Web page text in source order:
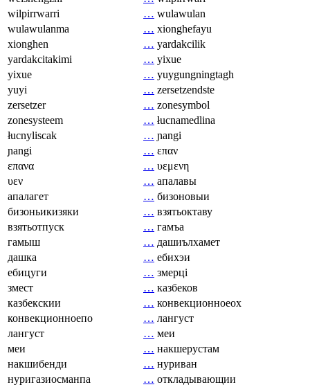
wilpirrwarri
… wulawulan
wulawulanma
… xionghefayu
xionghen
… yardakcilik
yardakcitakimi
… yixue
yixue
… yuygungningtagh
yuyi
… zersetzendste
zersetzer
… zonesymbol
zonesysteem
… łucnamedlina
łucnyliscak
… ɲangi
ɲangi
… επαν
επανα
… υεμενη
υεν
… апалавы
апалагет
… бизоновыи
бизоньикизяки
… взятьоктаву
взятьотпуск
… гамъа
гамыш
… дашиълхамет
дашка
… ебихэи
ебицуги
… змерці
змест
… казбеков
казбекскии
… конвекционноеох
конвекционноепо
… лангуст
лангуст
… меи
меи
… накшерустам
накшибенди
… нуриван
нуригазиосманпа
… откладывающии